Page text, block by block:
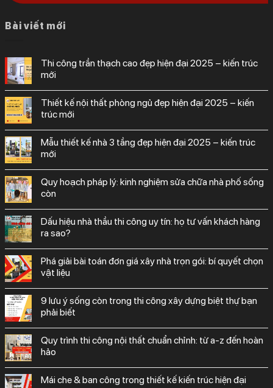
Bài viết mới
thi công trần thạch cao đẹp hiện đại 2025 – kiến trúc
mới
thiết kế nội thất phòng ngủ đẹp hiện đại 2025 – kiến
trúc mới
mẫu thiết kế nhà 3 tầng đẹp hiện đại 2025 – kiến trúc
mới
quy hoạch pháp lý: kinh nghiệm sửa chữa nhà phố sống
còn
dấu hiệu nhà thầu thi công uy tín: họ tư vấn khách hàng
ra sao?
phá giải bài toán đơn giá xây nhà trọn gói: bí quyết chọn
vật liệu
9 lưu ý sống còn trong thi công xây dựng biệt thự bạn
phải biết
quy trình thi công nội thất chuẩn chỉnh: từ a-z đến hoàn
hảo
mái che & ban công trong thiết kế kiến trúc hiện đại